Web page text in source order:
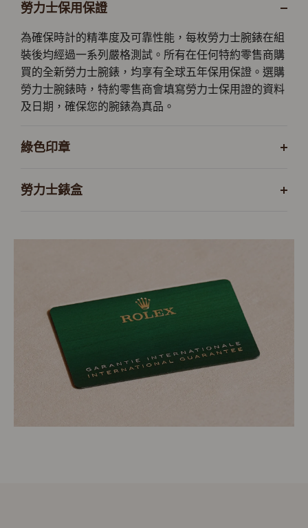
勞力士保用保證
為確保時計的精準度及可靠性能，每枚勞力士腕錶在組
裝後均經過一系列嚴格測試。所有在任何特約零售商購
買的全新勞力士腕錶，均享有全球五年保用保證。選購
勞力士腕錶時，特約零售商會填寫勞力士保用證的資料
及日期，確保您的腕錶為真品。
綠色印章
勞力士錶盒